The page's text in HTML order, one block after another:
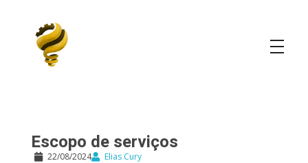
Escopo de serviços
22/08/2024 Elias Cury